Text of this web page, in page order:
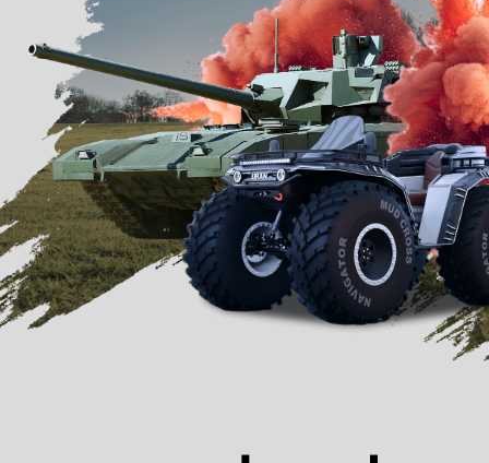
استعد لخوض
المغامرة
القصوى
اختر برنامج قيادة
الدبابات المناسب لك
نسخة طبق الأصل مبنية على
BMP